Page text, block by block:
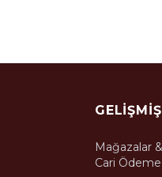
GELIŞMIŞ
Mağazalar
Cari Ödeme